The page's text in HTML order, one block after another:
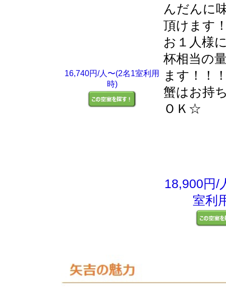
16,740円/人〜(2名1室利用
時)
んだんに
頂けます
お１人様
杯相当の
ます！！
蟹はお持
ＯＫ☆
18,900円/
室利